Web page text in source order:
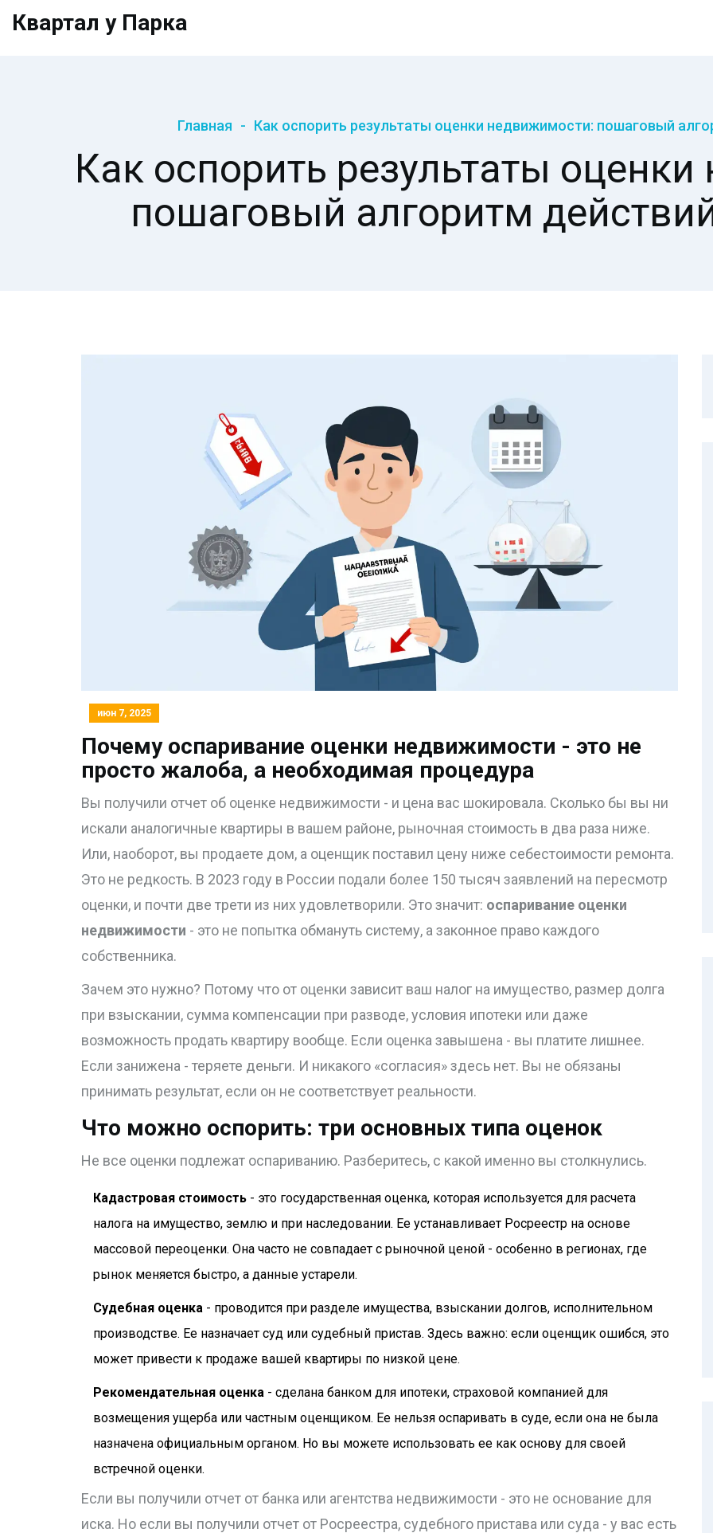
Квартал у Парка
Главная Как оспорить результаты оценки недвижимости: пошаговый
Как оспорить результаты
пошаговый алгоритм
июн 7, 2025
Почему оспаривание оценки недвижимости - это не
просто жалоба, а необходимая процедура
Вы получили отчет об оценке недвижимости - и цена вас шокировала. Сколько бы вы ни
искали аналогичные квартиры в вашем районе, рыночная стоимость в два раза ниже.
Или, наоборот, вы продаете дом, а оценщик поставил цену ниже себестоимости ремонта.
Это не редкость. В 2023 году в России подали более 150 тысяч заявлений на пересмотр
оценки, и почти две трети из них удовлетворили. Это значит: оспаривание оценки
недвижимости - это не попытка обмануть систему, а законное право каждого
собственника.
Зачем это нужно? Потому что от оценки зависит ваш налог на имущество, размер долга
при взыскании, сумма компенсации при разводе, условия ипотеки или даже
возможность продать квартиру вообще. Если оценка завышена - вы платите лишнее.
Если занижена - теряете деньги. И никакого «согласия» здесь нет. Вы не обязаны
принимать результат, если он не соответствует реальности.
Что можно оспорить: три основных типа оценок
Не все оценки подлежат оспариванию. Разберитесь, с какой именно вы столкнулись.
Кадастровая стоимость - это государственная оценка, которая используется для расчета
налога на имущество, землю и при наследовании. Ее устанавливает Росреестр на основе
массовой переоценки. Она часто не совпадает с рыночной ценой - особенно в регионах, где
рынок меняется быстро, а данные устарели.
Судебная оценка - проводится при разделе имущества, взыскании долгов, исполнительном
производстве. Ее назначает суд или судебный пристав. Здесь важно: если оценщик ошибся, это
может привести к продаже вашей квартиры по низкой цене.
Рекомендательная оценка - сделана банком для ипотеки, страховой компанией для
возмещения ущерба или частным оценщиком. Ее нельзя оспаривать в суде, если она не была
назначена официальным органом. Но вы можете использовать ее как основу для своей
встречной оценки.
Если вы получили отчет от банка или агентства недвижимости - это не основание для
иска. Но если вы получили отчет от Росреестра, судебного пристава или суда - у вас есть